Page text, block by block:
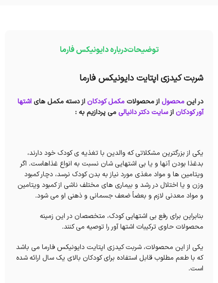
توضیحاتدرباره دایونیکس فارما
شربت کیدزی اپتایت دایونیکس فارما
در این محصول از محصولات مکمل کودکان از دسته مکمل های اشتها
آور کودکان ازسایت دکتر دانیالیمی پردازیم به :
یکی از بزرگترین مشکلاتی که والدین با تغذیه ی کودک خود دارند،
بدغذا بودن آنها و یا بی اشتهایی شان نسبت به انواع غذاهاست. اگر
ویتامین ها و مواد مغذی مورد نیاز به بدن کودک نرسد، دچار کمبود
وزن و یا اختلال در رشد و بیماری های مختلف ناشی از کمبود ویتامین
و مواد معدنی لازم و بعضاً ضعف جسمانی و ذهنی او می شود.
بنابراین برای رفع بی اشتهایی کودک، متخصصان در این زمینه
محصولات حاوی ترکیبات اشتها آور را توصیه می کنند.
یکی از این محصولات، شربت کیدزی اپتایت دایونیکس فارما می باشد
که با طعم مطلوب قابل استفاده برای کودکان بالای یک سال ارائه شده
است.